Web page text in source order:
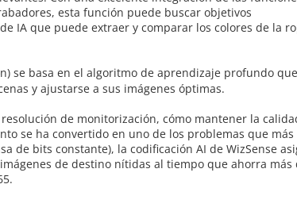
esta función puede buscar objetivos
IA que puede extraer y comparar los colores de la
se basa en el algoritmo de aprendizaje profundo que
y ajustarse a sus imágenes óptimas.
de monitorización, cómo mantener la
se ha convertido en uno de los problemas que más
de bits constante), la codificación AI de WizSense
de destino nítidas al tiempo que ahorra más